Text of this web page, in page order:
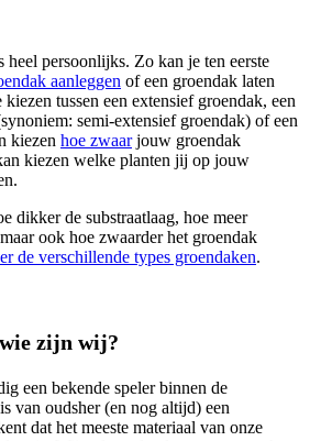
heel persoonlijks. Zo kan je ten eerste
aanleggen of een groendak laten
tussen een extensief groendak, een
semi-extensief groendak) of een
kiezen hoe zwaarjouw groendak
kiezen welke planten jij op jouw
dikker de substraatlaag, hoe meer
ook hoe zwaarder het groendak
de verschillende types groendaken.
zijn wij?
een bekende speler binnen de
van oudsher (en nog altijd) een
dat het meeste materiaal van onze